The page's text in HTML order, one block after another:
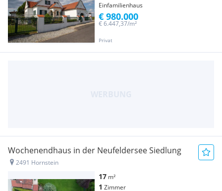
Einfamilienhaus
Privat
€ 6.447,37/m²
€ 980.000
Wochenendhaus in der Neufeldersee Siedlung
2491 Hornstein
17 m²
1 Zimmer